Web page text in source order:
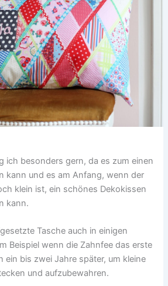
ich besonders gern, da es zum einen
kann und es am Anfang, wenn der
klein ist, ein schönes Dekokissen
kann.
Tasche auch in einigen
Beispiel wenn die Zahnfee das erste
ein bis zwei Jahre später, um kleine
und aufzubewahren.